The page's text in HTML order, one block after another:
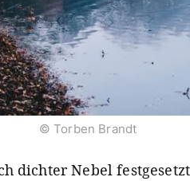
© Torben Brandt
dichter Nebel